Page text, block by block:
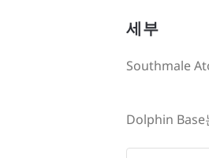
세부
Southmale
Dolphin Base